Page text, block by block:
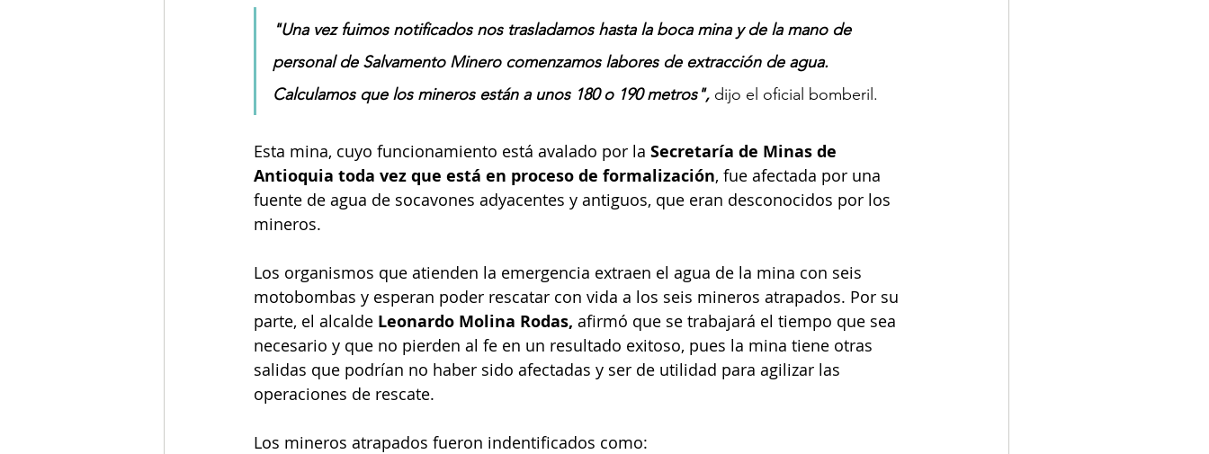
"Una vez fuimos notificados nos trasladamos hasta la boca mina y de la mano de
personal de Salvamento Minero comenzamos labores de extracción de agua.
Calculamos que los mineros están a unos 180 o 190 metros", dijo el oficial bomberil.
Esta mina, cuyo funcionamiento está avalado por la Secretaría de Minas de
Antioquia toda vez que está en proceso de formalización, fue afectada por una
fuente de agua de socavones adyacentes y antiguos, que eran desconocidos por los
mineros.
Los organismos que atienden la emergencia extraen el agua de la mina con seis
motobombas y esperan poder rescatar con vida a los seis mineros atrapados. Por su
parte, el alcalde Leonardo Molina Rodas, afirmó que se trabajará el tiempo que sea
necesario y que no pierden al fe en un resultado exitoso, pues la mina tiene otras
salidas que podrían no haber sido afectadas y ser de utilidad para agilizar las
operaciones de rescate.
Los mineros atrapados fueron indentificados como: